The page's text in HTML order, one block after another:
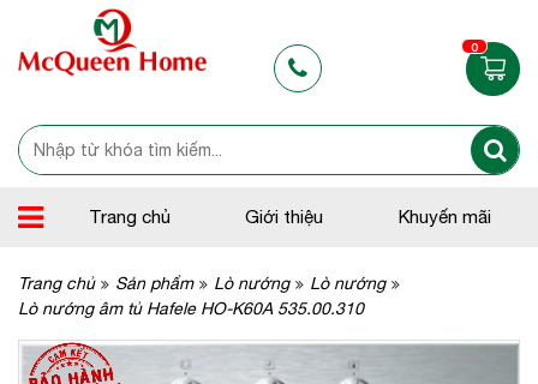
0
Trang chủ Giới thiệu Khuyến mãi
Trang chủ Sản phẩm Lò nướng
Lò nướng
Lò nướng âm tủ Hafele HO-K60A 535.00.310